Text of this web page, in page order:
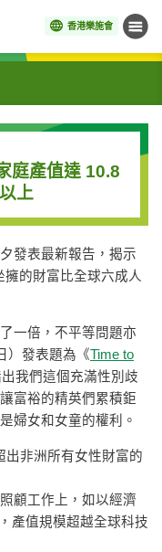
香港樂施會 目錄
庭產值達 10.8
上
發表最新報告，揭示
的財富比全球六成人
一倍，不平等問題亦
）發表題為《Time to
我們這個充滿性別歧
富裕的精英們累積鉅
婦女和女童的權利。
非洲所有女性財富的
顧工作上，如以經濟
產值規模超越全球科技